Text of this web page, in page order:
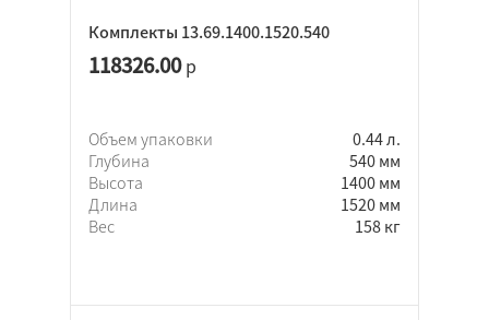
Комплекты 13.69.1400.1520.540
118326.00р
Объем упаковки
0.44 л.
Глубина
540 мм
Высота
1400 мм
Длина
1520 мм
Вес
158 кг